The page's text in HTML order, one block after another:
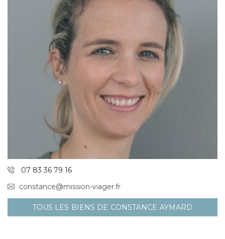
07 83 36 79 16
constance@mission-viager.fr
TOUS LES BIENS DE CONSTANCE AYMARD